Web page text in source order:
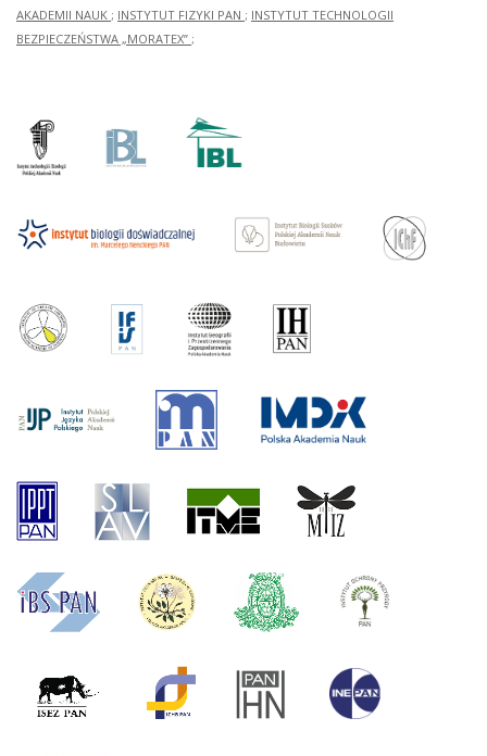
AKADEMII NAUK ; INSTYTUT FIZYKI PAN ; INSTYTUT TECHNOLOGII
BEZPIECZEŃSTWA „MORATEX” ;